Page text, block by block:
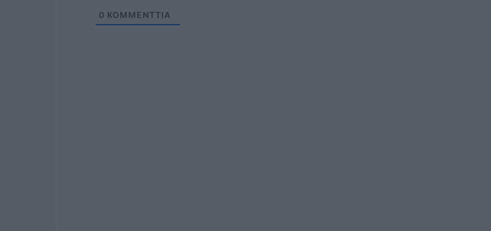
0 KOMMENTTIA